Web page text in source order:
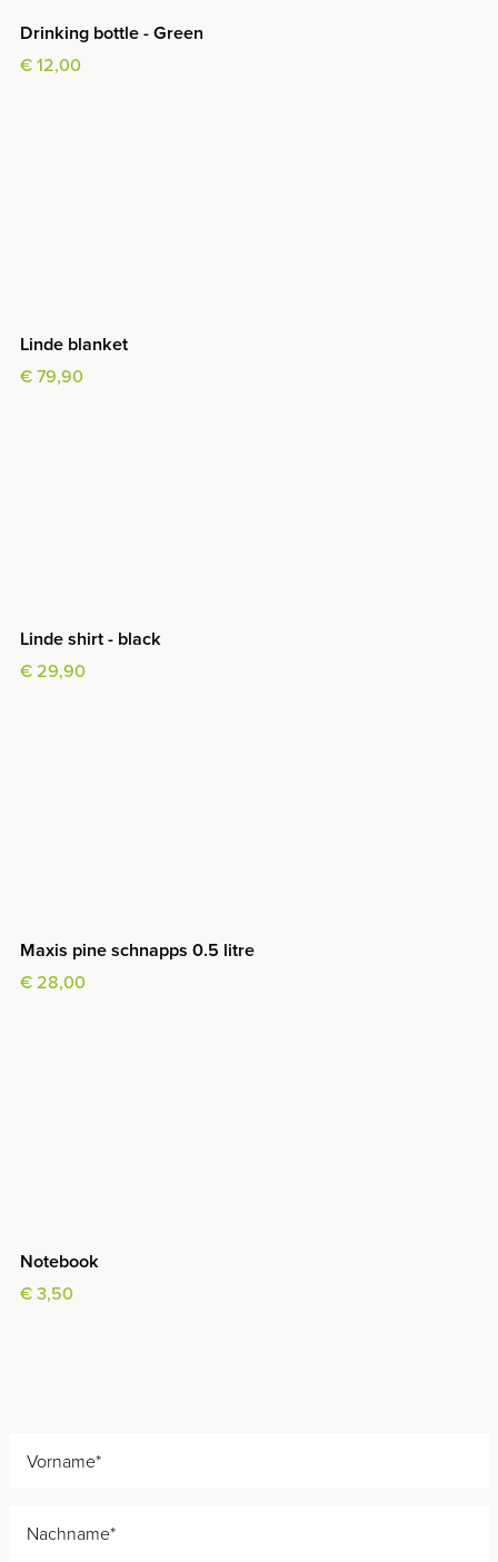
Drinking bottle - Green
€ 12,00
Linde blanket
€ 79,90
Linde shirt - black
€ 29,90
Maxis pine schnapps 0.5 litre
€ 28,00
Notebook
€ 3,50